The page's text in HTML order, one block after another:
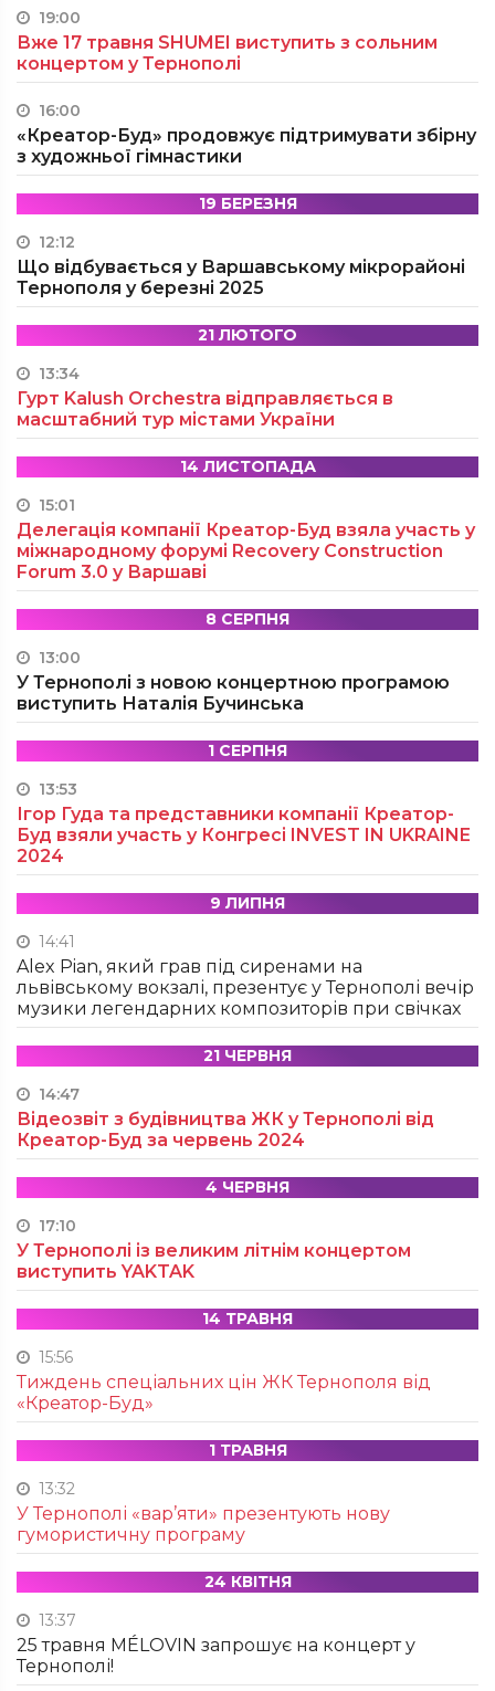
19:00
Вже 17 травня SHUMEI виступить з сольним
концертом у Тернополі
16:00
«Креатор-Буд» продовжує підтримувати збірну
з художньої гімнастики
19 БЕРЕЗНЯ
12:12
Що відбувається у Варшавському мікрорайоні
Тернополя у березні 2025
21 ЛЮТОГО
13:34
Гурт Kalush Orchestra відправляється в
масштабний тур містами України
14 ЛИСТОПАДА
15:01
Делегація компанії Креатор-Буд взяла участь у
міжнародному форумі Recovery Construction
Forum 3.0 у Варшаві
8 СЕРПНЯ
13:00
У Тернополі з новою концертною програмою
виступить Наталія Бучинська
1 СЕРПНЯ
13:53
Ігор Гуда та представники компанії Креатор-
Буд взяли участь у Конгресі INVEST IN UKRAINE
2024
9 ЛИПНЯ
14:41
Alex Pian, який грав під сиренами на
львівському вокзалі, презентує у Тернополі вечір
музики легендарних композиторів при свічках
21 ЧЕРВНЯ
14:47
Відеозвіт з будівництва ЖК у Тернополі від
Креатор-Буд за червень 2024
4 ЧЕРВНЯ
17:10
У Тернополі із великим літнім концертом
виступить YAKTAK
14 ТРАВНЯ
15:56
Тиждень спеціальних цін ЖК Тернополя від
«Креатор-Буд»
1 ТРАВНЯ
13:32
У Тернополі «вар’яти» презентують нову
гумористичну програму
24 КВІТНЯ
13:37
25 травня MÉLOVIN запрошує на концерт у
Тернополі!